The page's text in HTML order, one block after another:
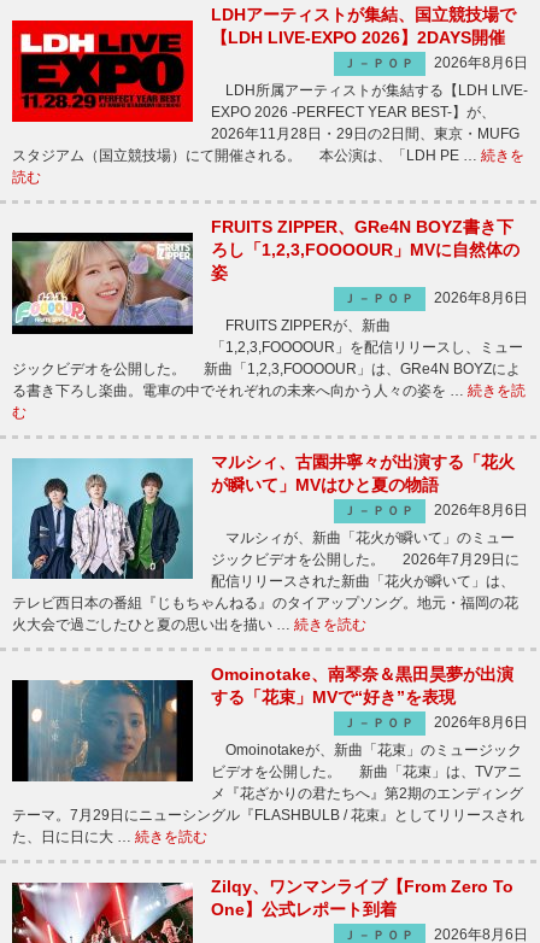
LDHアーティストが集結、国立競技場で
【LDH LIVE-EXPO 2026】2DAYS開催
Ｊ－ＰＯＰ
2026年8月6日
LDH所属アーティストが集結する【LDH LIVE-
EXPO 2026 -PERFECT YEAR BEST-】が、
2026年11月28日・29日の2日間、東京・MUFG
スタジアム（国立競技場）にて開催される。 本公演は、「LDH PE … 続きを
読む
FRUITS ZIPPER、GRe4N BOYZ書き下
ろし「1,2,3,FOOOOUR」MVに自然体の
姿
Ｊ－ＰＯＰ
2026年8月6日
FRUITS ZIPPERが、新曲
「1,2,3,FOOOOUR」を配信リリースし、ミュー
ジックビデオを公開した。 新曲「1,2,3,FOOOOUR」は、GRe4N BOYZによ
る書き下ろし楽曲。電車の中でそれぞれの未来へ向かう人々の姿を … 続きを読
む
マルシィ、古園井寧々が出演する「花火
が瞬いて」MVはひと夏の物語
Ｊ－ＰＯＰ
2026年8月6日
マルシィが、新曲「花火が瞬いて」のミュー
ジックビデオを公開した。 2026年7月29日に
配信リリースされた新曲「花火が瞬いて」は、
テレビ西日本の番組『じもちゃんねる』のタイアップソング。地元・福岡の花
火大会で過ごしたひと夏の思い出を描い … 続きを読む
Omoinotake、南琴奈＆黒田昊夢が出演
する「花束」MVで“好き”を表現
Ｊ－ＰＯＰ
2026年8月6日
Omoinotakeが、新曲「花束」のミュージック
ビデオを公開した。 新曲「花束」は、TVアニ
メ『花ざかりの君たちへ』第2期のエンディング
テーマ。7月29日にニューシングル『FLASHBULB / 花束』としてリリースされ
た、日に日に大 … 続きを読む
Zilqy、ワンマンライブ【From Zero To
One】公式レポート到着
Ｊ－ＰＯＰ
2026年8月6日